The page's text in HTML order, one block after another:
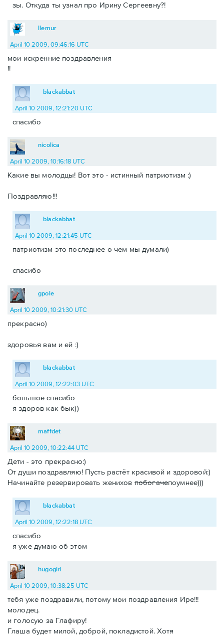
зы. Откуда ты узнал про Ирину Сергеевну?!
llemur
April 10 2009, 09:46:16 UTC
мои искренние поздравления
!!
blackabbat
April 10 2009, 12:21:20 UTC
спасибо
nicolica
April 10 2009, 10:16:18 UTC
Какие вы молодцы! Вот это - истинный патриотизм :)
Поздравляю!!!
blackabbat
April 10 2009, 12:21:45 UTC
патриотизм это последнее о чем мы думали)
спасибо
gpole
April 10 2009, 10:21:30 UTC
прекрасно)
здоровья вам и ей :)
blackabbat
April 10 2009, 12:22:03 UTC
большое спасибо
я здоров как бык))
maffdet
April 10 2009, 10:22:44 UTC
Дети - это прекрасно:)
От души поздравляю! Пусть растёт красивой и здоровой:)
Начинайте резервировать жениховпобогачепоумнее)))
blackabbat
April 10 2009, 12:22:18 UTC
спасибо
я уже думаю об этом
hugogirl
April 10 2009, 10:38:25 UTC
тебя уже поздравили, потому мои поздравления Ире!!!
молодец.
и голосую за Глафиру!
Глаша будет милой, доброй, покладистой. Хотя